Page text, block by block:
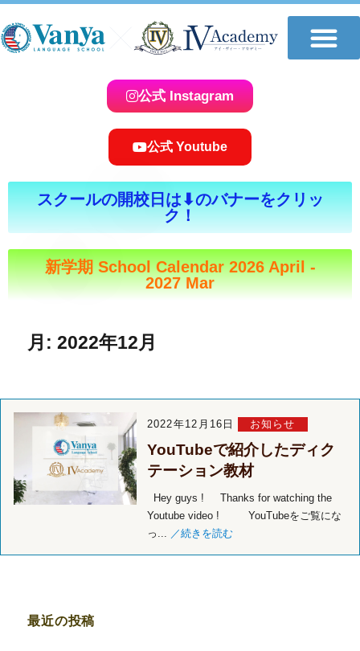
公式 Instagram
公式 Youtube
スクールの開校日は⬇︎のバナーをクリッ
ク！
新学期 School Calendar 2026 April -
2027 Mar
月:2022年12月
2022年12月16日 お知らせ
YouTubeで紹介したディク
テーション教材
Hey guys ! Thanks for watching the
Youtube video ! YouTubeをご覧にな
っ...
／続きを読む
最近の投稿